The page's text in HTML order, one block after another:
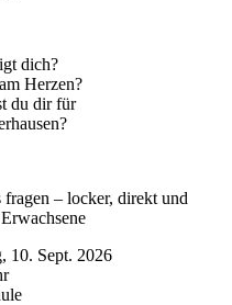
dich?
Herzen?
du dir für
– locker, direkt und
10. Sept. 2026